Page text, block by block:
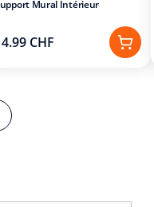
Mural Intérieur
CHF